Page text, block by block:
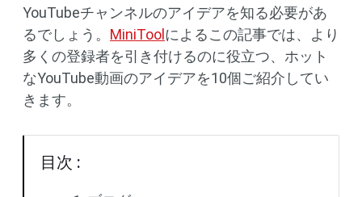
YouTubeチャンネルのアイデアを知る必要があ
るでしょう。 MiniTool によるこの記事では、より
多くの登録者を引き付けるのに役立つ、ホット
なYouTube動画のアイデアを10個ご紹介してい
きます。
目次 :